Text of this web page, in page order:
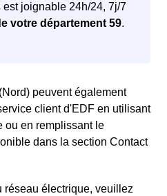
est joignable 24h/24, 7j/7
votre département 59.
peuvent également
client d'EDF en utilisant
ou en remplissant le
dans la section Contact
réseau électrique, veuillez